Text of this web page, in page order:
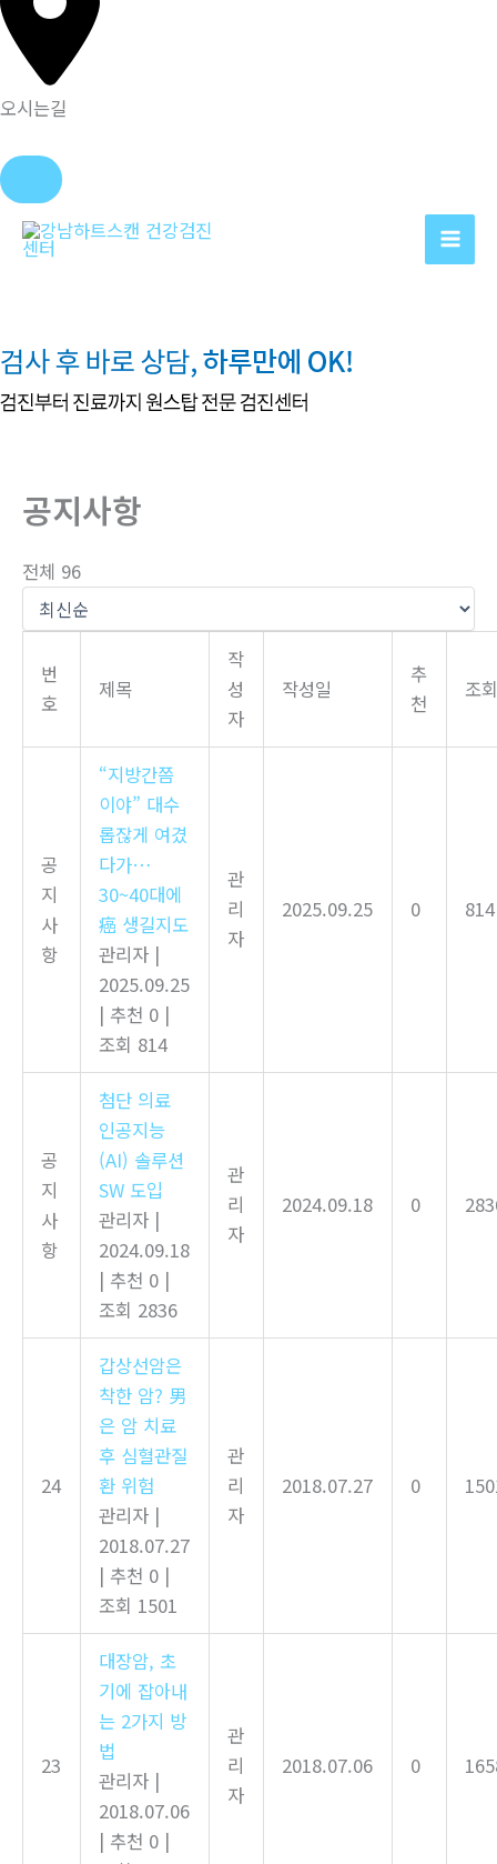
오시는길
너
뛰
공지사항
전체 96
번
호
제목
작
성
자
작성일
추
천
조
공
지
사
항
“지방간쯤
이야” 대수
롭잖게 여겼
다가…
30~40대에
癌 생길지도
관리자 |
2025.09.25
| 추천 0 |
조회 814
관
리
자
2025.09.25 0 814
공
지
사
항
첨단 의료
인공지능
(AI) 솔루션
SW 도입
관리자 |
2024.09.18
| 추천 0 |
조회 2836
관
리
자
2024.09.18 0
24
갑상선암은
착한 암? 男
은 암 치료
후 심혈관질
환 위험
관리자 |
2018.07.27
| 추천 0 |
조회 1501
관
리
자
2018.07.27 0
23
대장암, 초
기에 잡아내
는 2가지 방
법
관리자 |
2018.07.06
| 추천 0 |
관
리
자
2018.07.06 0